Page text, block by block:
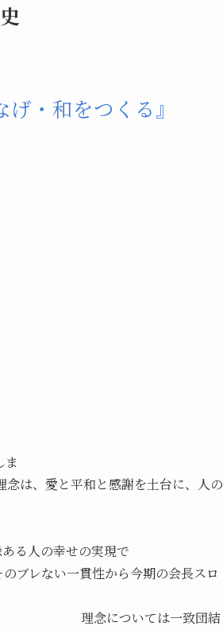
げ・和をつくる』
ま
と感謝を土台に、人の
」です。
人の幸せの実現で
期の会長スロ
一致団結